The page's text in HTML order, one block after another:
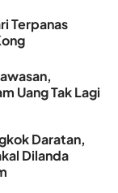
Terpanas
Uang Tak Lagi
Daratan,
Dilanda